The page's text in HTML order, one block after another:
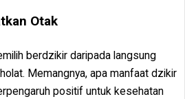
Otak
berdzikir daripada langsung
Memangnya, apa manfaat dzikir
positif untuk kesehatan